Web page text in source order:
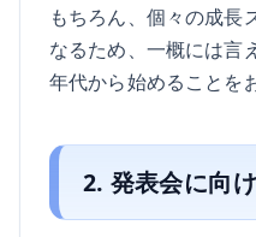
もちろん、個々の成長
なるため、一概には言
年代から始めることを
2. 発表会に向